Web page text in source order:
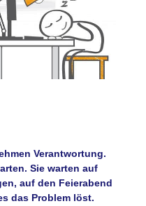
Verantwortung.
Sie warten auf
auf den Feierabend
das Problem löst.